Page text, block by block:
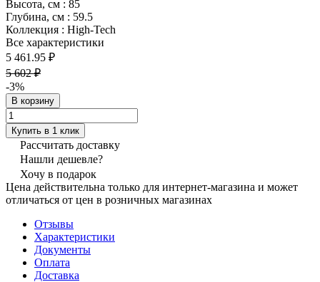
Высота, см : 85
Глубина, см : 59.5
Коллекция : High-Tech
Все характеристики
5 461.95 ₽
5 602 ₽
-3%
В корзину
Купить в 1 клик
Рассчитать доставку
Нашли дешевле?
Хочу в подарок
Цена действительна только для интернет-магазина и может
отличаться от цен в розничных магазинах
Отзывы
Характеристики
Документы
Оплата
Доставка